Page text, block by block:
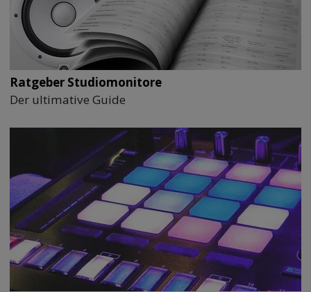
Ratgeber Studiomonitore
Der ultimative Guide